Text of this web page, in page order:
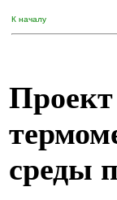
К началу
среды